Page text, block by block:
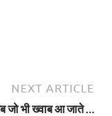
NEXT ARTICLE
जो भी ख्वाब आ जाते …